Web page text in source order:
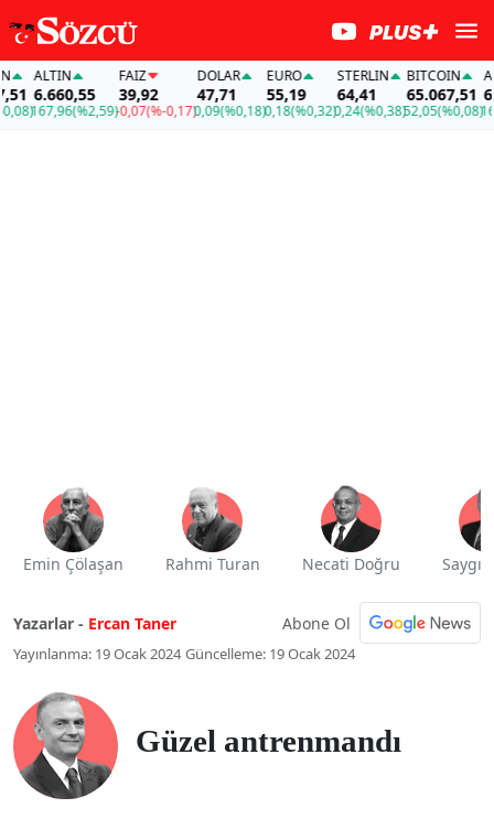
ALTIN
6.660,55
167,96(%2,59)
FAİZ
39,92
-0,07(%-0,17)
DOLAR
47,71
0,09(%0,18)
EURO
55,19
0,18(%0,32)
STERLIN
64,41
0,24(%0,38)
BITCOIN
65.067,51
52,05(%0,08)
Emin Çölaşan Rahmi Turan Necati Doğru Saygı
Yazarlar - Ercan Taner Abone Ol
Yayınlanma: 19 Ocak 2024 Güncelleme: 19 Ocak 2024
Güzel antrenmandı